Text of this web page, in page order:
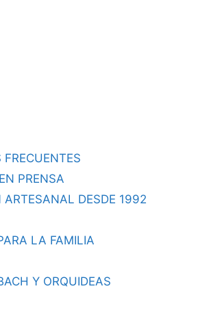
FRECUENTES
PRENSA
ARTESANAL DESDE 1992
LA FAMILIA
Y ORQUIDEAS